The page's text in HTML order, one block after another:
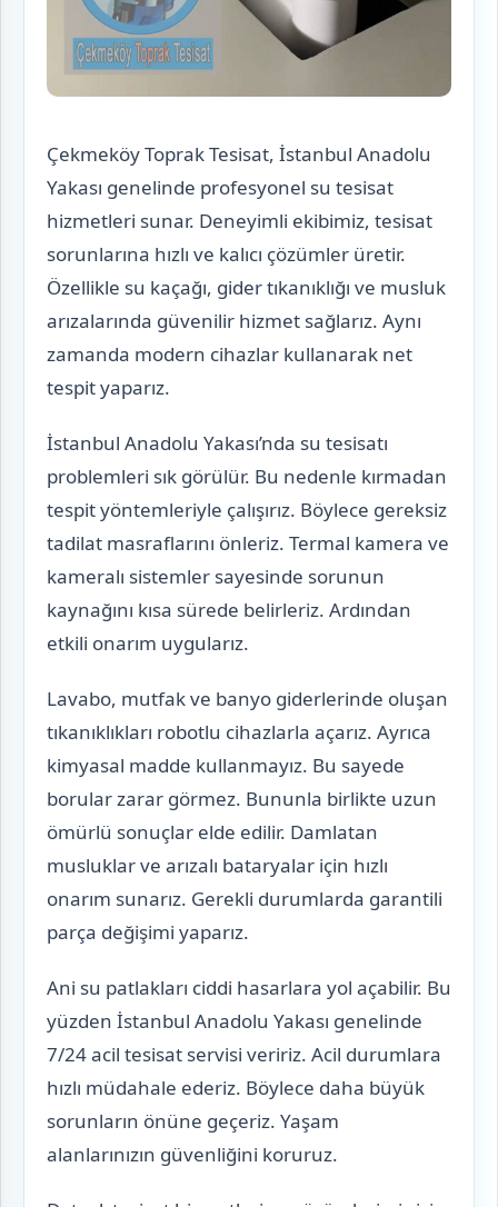
Çekmeköy Toprak Tesisat, İstanbul Anadolu
Yakası genelinde profesyonel su tesisat
hizmetleri sunar. Deneyimli ekibimiz, tesisat
sorunlarına hızlı ve kalıcı çözümler üretir.
Özellikle su kaçağı, gider tıkanıklığı ve musluk
arızalarında güvenilir hizmet sağlarız. Aynı
zamanda modern cihazlar kullanarak net
tespit yaparız.
İstanbul Anadolu Yakası’nda su tesisatı
problemleri sık görülür. Bu nedenle kırmadan
tespit yöntemleriyle çalışırız. Böylece gereksiz
tadilat masraflarını önleriz. Termal kamera ve
kameralı sistemler sayesinde sorunun
kaynağını kısa sürede belirleriz. Ardından
etkili onarım uygularız.
Lavabo, mutfak ve banyo giderlerinde oluşan
tıkanıklıkları robotlu cihazlarla açarız. Ayrıca
kimyasal madde kullanmayız. Bu sayede
borular zarar görmez. Bununla birlikte uzun
ömürlü sonuçlar elde edilir. Damlatan
musluklar ve arızalı bataryalar için hızlı
onarım sunarız. Gerekli durumlarda garantili
parça değişimi yaparız.
Ani su patlakları ciddi hasarlara yol açabilir. Bu
yüzden İstanbul Anadolu Yakası genelinde
7/24 acil tesisat servisi veririz. Acil durumlara
hızlı müdahale ederiz. Böylece daha büyük
sorunların önüne geçeriz. Yaşam
alanlarınızın güvenliğini koruruz.